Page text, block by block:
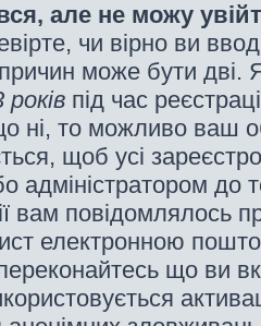
але не можу
чи вірно ви
може бути дві.
під час
ні, то можливо ваш
щоб усі
адміністратором до
вам повідомлялось
електронною
що ви